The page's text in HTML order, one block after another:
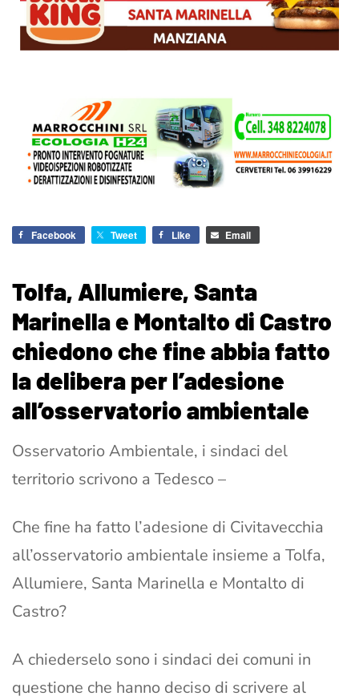
Facebook Tweet Like Email
Tolfa, Allumiere, Santa
Marinella e Montalto di Castro
chiedono che fine abbia fatto
la delibera per l’adesione
all’osservatorio ambientale
Osservatorio Ambientale, i sindaci del
territorio scrivono a Tedesco –
Che fine ha fatto l’adesione di Civitavecchia
all’osservatorio ambientale insieme a Tolfa,
Allumiere, Santa Marinella e Montalto di
Castro?
A chiederselo sono i sindaci dei comuni in
questione che hanno deciso di scrivere al